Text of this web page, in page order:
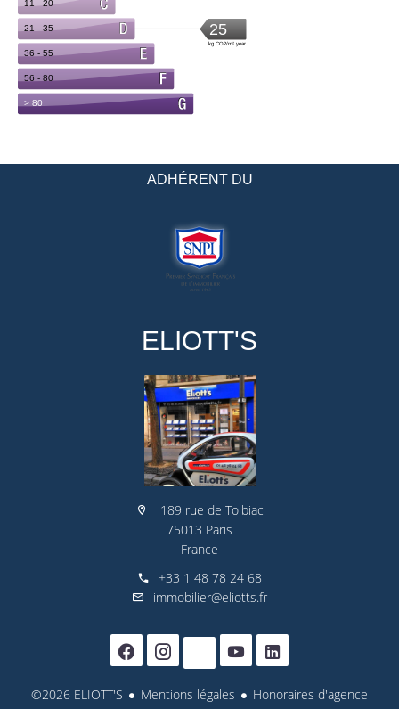
ADHÉRENT DU
ELIOTT'S
189 rue de Tolbiac
75013 Paris
France
+33 1 48 78 24 68
immobilier@eliotts.fr
©2026 ELIOTT'S Mentions légales
Honoraires d'agence